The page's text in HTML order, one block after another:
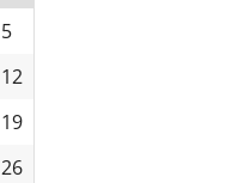
5
12
19
26